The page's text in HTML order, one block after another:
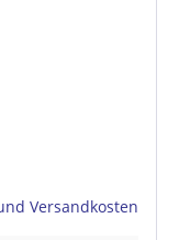
Versandkosten